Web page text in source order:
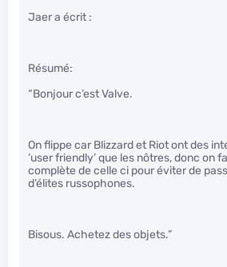
Jaer a écrit :
Résumé:
“Bonjour c’est Valve.
On flippe car Blizzard et Riot ont des
‘user friendly’ que les nôtres, donc on
complète de celle ci pour éviter de
d’élites russophones.
Bisous. Achetez des objets.”